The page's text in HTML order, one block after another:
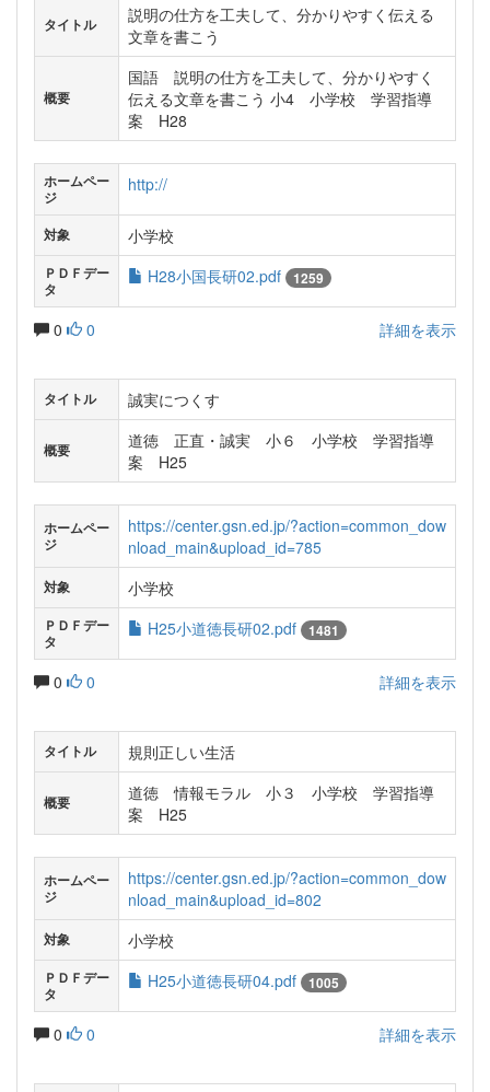
タイトル
説明の仕方を工夫して、分かりやすく伝える
文章を書こう
概要
国語 説明の仕方を工夫して、分かりやすく
伝える文章を書こう 小4 小学校 学習指導
案 H28
ホームペー
ジ
http://
対象 小学校
ＰＤＦデー
タ
H28小国長研02.pdf 1259
0 0 詳細を表示
タイトル 誠実につくす
概要
道徳 正直・誠実 小６ 小学校 学習指導
案 H25
ホームペー
ジ
https://center.gsn.ed.jp/?action=common_dow
nload_main&upload_id=785
対象 小学校
ＰＤＦデー
タ
H25小道徳長研02.pdf 1481
0 0 詳細を表示
タイトル 規則正しい生活
概要
道徳 情報モラル 小３ 小学校 学習指導
案 H25
ホームペー
ジ
https://center.gsn.ed.jp/?action=common_dow
nload_main&upload_id=802
対象 小学校
ＰＤＦデー
タ
H25小道徳長研04.pdf 1005
0 0 詳細を表示